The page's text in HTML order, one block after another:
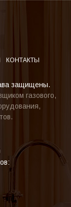
КОНТАКТЫ
защищены.
газового,